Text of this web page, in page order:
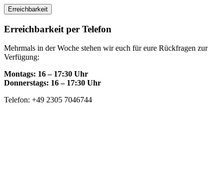
Skip
to
content
Erreichbarkeit
Erreichbarkeit per Telefon
Mehrmals in der Woche stehen wir euch für eure Rückfragen zur
Verfügung:
Montags: 16 – 17:30 Uhr
Donnerstags: 16 – 17:30 Uhr
Telefon: +49 2305 7046744